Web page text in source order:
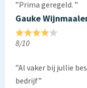
”Prima geregeld. ”
Gauke
8/10
”Al vaker bij jullie
bedrijf”